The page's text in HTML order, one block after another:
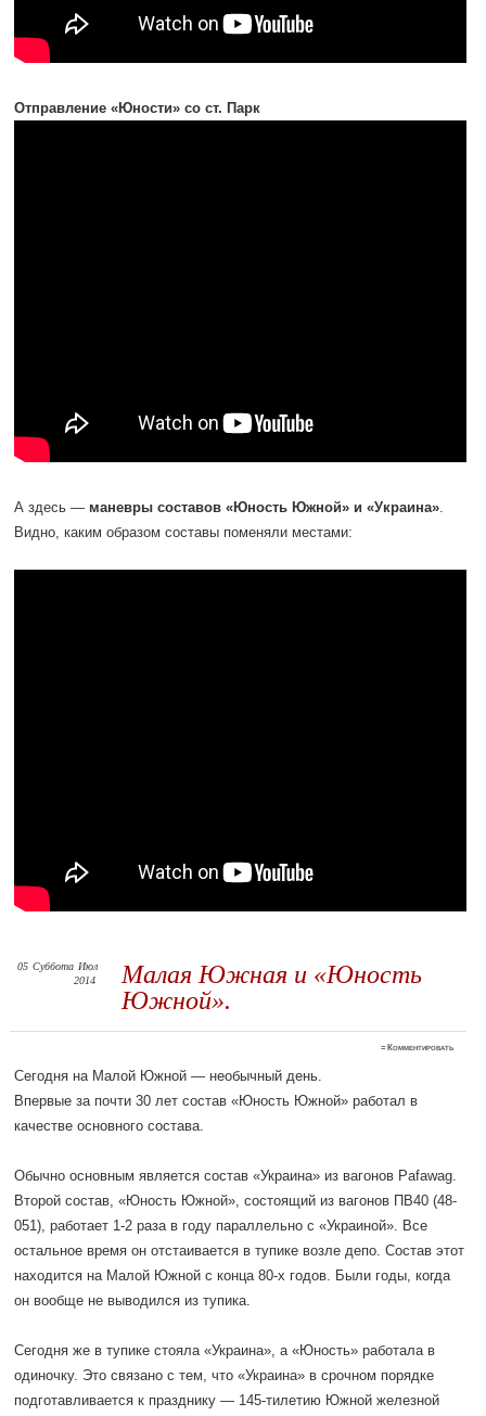
Отправление «Юности» со ст. Парк
А здесь — маневры составов «Юность Южной» и «Украина».
Видно, каким образом составы поменяли местами:
Малая Южная и «Юность
Южной».
05 Суббота Июл
2014
≈ Комментировать
Сегодня на Малой Южной — необычный день.
Впервые за почти 30 лет состав «Юность Южной» работал в
качестве основного состава.
Обычно основным является состав «Украина» из вагонов Pafawag.
Второй состав, «Юность Южной», состоящий из вагонов ПВ40 (48-
051), работает 1-2 раза в году параллельно с «Украиной». Все
остальное время он отстаивается в тупике возле депо. Состав этот
находится на Малой Южной с конца 80-х годов. Были годы, когда
он вообще не выводился из тупика.
Сегодня же в тупике стояла «Украина», а «Юность» работала в
одиночку. Это связано с тем, что «Украина» в срочном порядке
подготавливается к празднику — 145-тилетию Южной железной